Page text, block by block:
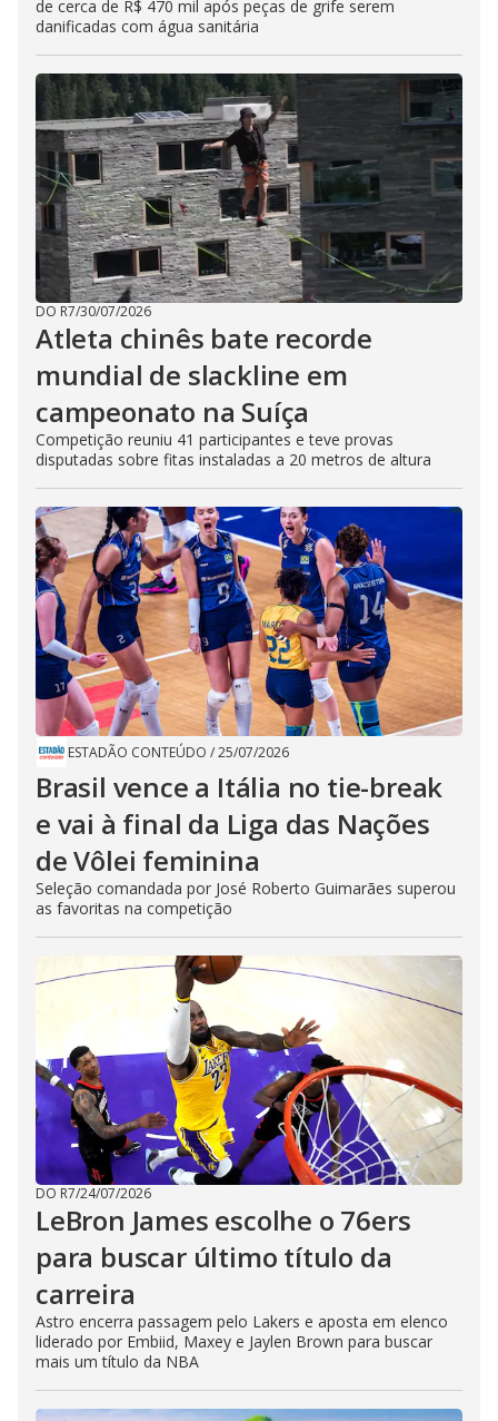
de cerca de R$ 470 mil após peças de grife serem
danificadas com água sanitária
DO R7/30/07/2026
Atleta chinês bate recorde
mundial de slackline em
campeonato na Suíça
Competição reuniu 41 participantes e teve provas
disputadas sobre fitas instaladas a 20 metros de altura
ESTADÃO CONTEÚDO /25/07/2026
Brasil vence a Itália no tie-break
e vai à final da Liga das Nações
de Vôlei feminina
Seleção comandada por José Roberto Guimarães superou
as favoritas na competição
DO R7/24/07/2026
LeBron James escolhe o 76ers
para buscar último título da
carreira
Astro encerra passagem pelo Lakers e aposta em elenco
liderado por Embiid, Maxey e Jaylen Brown para buscar
mais um título da NBA